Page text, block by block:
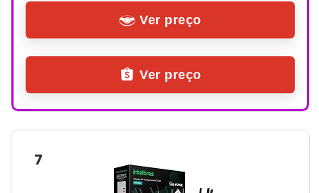
Ver preço
Ver preço
7